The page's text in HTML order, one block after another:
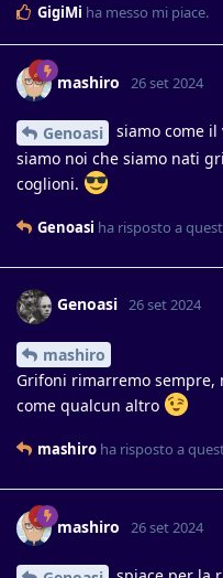
GigiMi ha messo mi piace.
mashiro 26 set 2024
Genoasi
siamo come
siamo noi che siamo nati
coglioni.
Genoasi ha risposto a
Genoasi 26 set 2024
mashiro
Grifoni rimarremo sempre,
come qualcun altro
mashiro ha risposto a
mashiro 26 set 2024